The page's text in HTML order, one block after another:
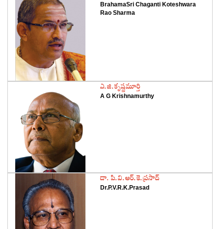
BrahamaSri Chaganti Koteshwara
Rao Sharma
‌ఎ.జి.కృష్ణమూర్తి
A G Krishnamurthy
‌డా. పి.వి.ఆర్‌.కె.ప్రసాద్‌
Dr.P.V.R.K.Prasad